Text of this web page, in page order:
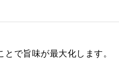
で旨味が最大化します。